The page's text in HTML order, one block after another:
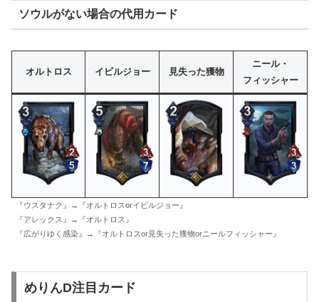
ソウルがない場合の代用カード
オルトロス イビルジョー 見失った獲物
ニール・
フィッシャー
『ウスタナク』→『オルトロスorイビルジョー』
『アレックス』→『オルトロス』
『広がりゆく感染』→『オルトロスor見失った獲物orニールフィッシャー』
めりんD注目カード